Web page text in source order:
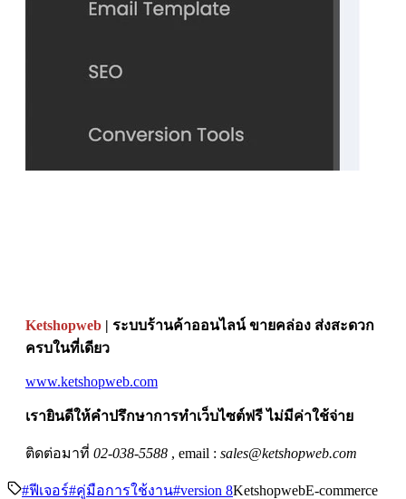
Ketshopweb | ระบบร้านค้าออนไลน์ ขายคล่อง ส่งสะดวก
ครบในที่เดียว
www.ketshopweb.com
เรายินดีให้คำปรึกษาการทำเว็บไซต์ฟรี ไม่มีค่าใช้จ่าย
ติดต่อมาที่ 02-038-5588 , email : sales@ketshopweb.com
#ฟีเจอร์#คู่มือการใช้งาน#version 8KetshopwebE-commerce